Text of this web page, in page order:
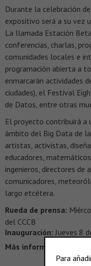
Durante la celebración
expositivo será a su vez
La llamada Estación
conferencias, charlas,
comunidades locales e
programación abierta a
enmarcarán actividades
ciudades), el Festival
de Datos, entre otras
El proyecto contribuirá a
ámbito del Big Data de
artistas, activistas,
educadores,
ingenieros, directores
comunicadores,
largo etcétera.
Rueda de prensa:
del CCCB
Inauguración: Jueves 8
Más información >